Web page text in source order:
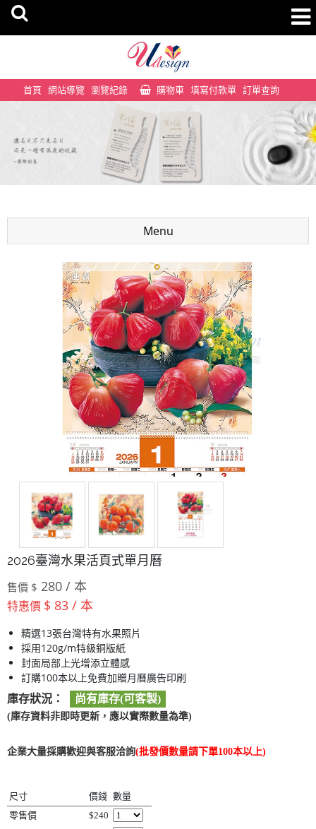
首頁 網站導覽 瀏覽紀錄 購物車 填寫付款單 訂單查詢
Menu
2026臺灣水果活頁式單月曆
售價 $ 280 / 本
特惠價 $ 83 / 本
精選13張台灣特有水果照片
採用120g/m特級銅版紙
封面局部上光增添立體感
訂購100本以上免費加贈月曆廣告印刷
庫存狀況： 尚有庫存(可客製)
(庫存資料非即時更新，應以實際數量為準)
企業大量採購歡迎與客服洽詢(批發價數量請下單100本以上)
尺寸 價錢 數量
零售價
$240